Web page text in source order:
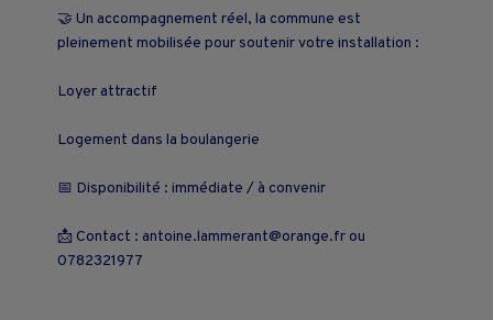
🤝 Un accompagnement réel, la commune est
pleinement mobilisée pour soutenir votre installation :
Loyer attractif
Logement dans la boulangerie
📅 Disponibilité : immédiate / à convenir
📩 Contact : antoine.lammerant@orange.fr ou
0782321977